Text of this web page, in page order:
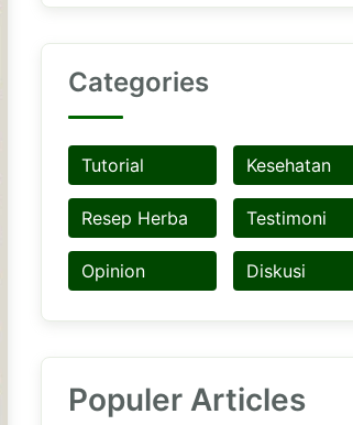
Categories
Tutorial Kesehatan
Resep Herba Testimoni
Opinion Diskusi
Populer Articles